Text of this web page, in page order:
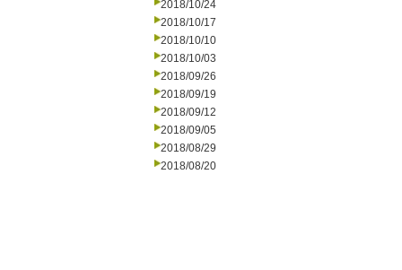
2018/10/24
2018/10/17
2018/10/10
2018/10/03
2018/09/26
2018/09/19
2018/09/12
2018/09/05
2018/08/29
2018/08/20